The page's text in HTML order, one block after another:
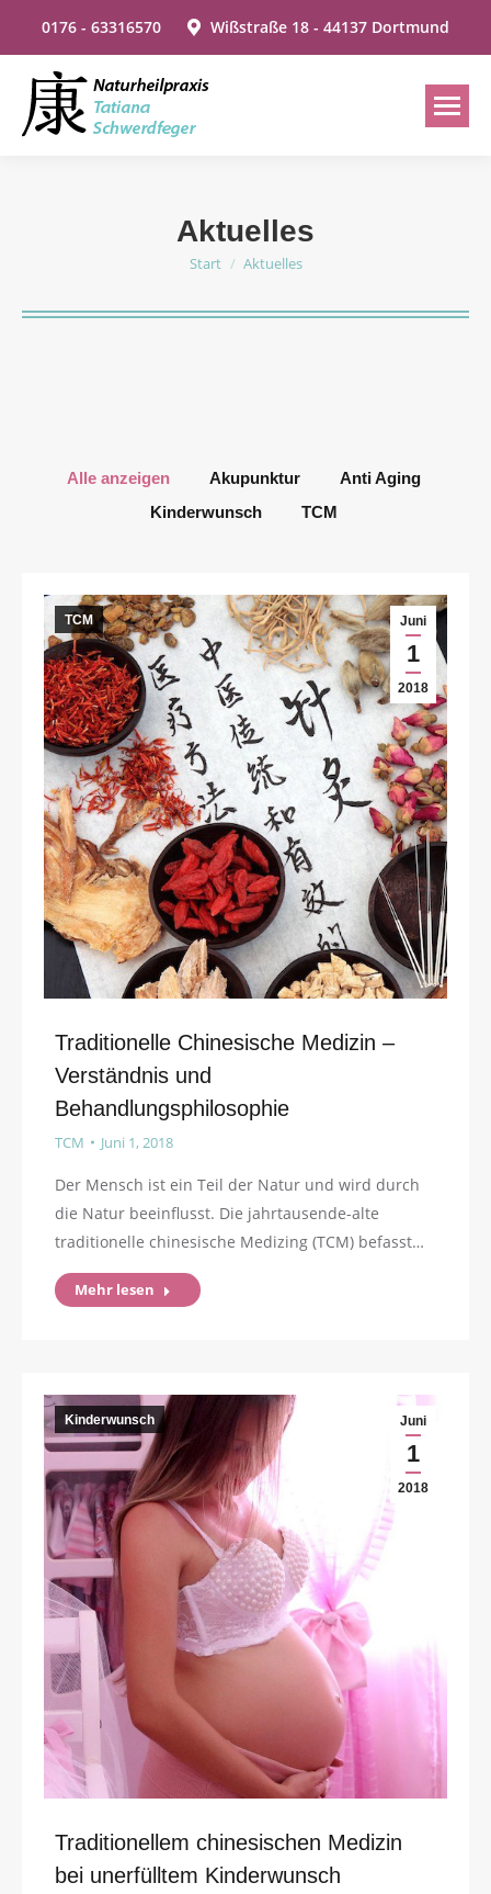
0176 - 63316570 Wißstraße 18 - 44137 Dortmund
Aktuelles
Sie befinden sich hier:
Start Aktuelles
Alle anzeigen Akupunktur
Anti Aging
Kinderwunsch
TCM
Juni
1
2018
TCM
Traditionelle Chinesische Medizin –
Verständnis und
Behandlungsphilosophie
TCM Juni 1, 2018
Der Mensch ist ein Teil der Natur und wird durch
die Natur beeinflusst. Die jahrtausende-alte
traditionelle chinesische Medizing (TCM) befasst…
Mehr lesen
Juni
1
2018
Kinderwunsch
Traditionellem chinesischen Medizin
bei unerfülltem Kinderwunsch